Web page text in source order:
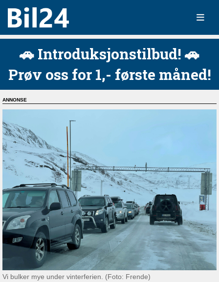
🚗 Introduksjonstilbud! 🚗
Prøv oss for 1,- første måned!
Vi bulker mye under vinterferien. (Foto: Frende)